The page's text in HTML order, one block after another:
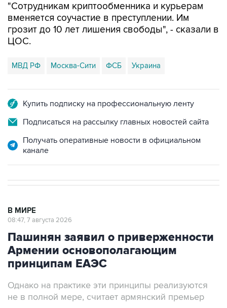
"Сотрудникам криптообменника и курьерам
вменяется соучастие в преступлении. Им
грозит до 10 лет лишения свободы", - сказали в
ЦОС.
МВД РФ Москва-Сити ФСБ Украина
Купить подписку на профессиональную ленту
Подписаться на рассылку главных новостей сайта
Получать оперативные новости в официальном
канале
В МИРЕ
08:47, 7 августа 2026
Пашинян заявил о приверженности
Армении основополагающим
принципам ЕАЭС
Однако на практике эти принципы реализуются
не в полной мере, считает армянский премьер